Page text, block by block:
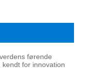
førende
for innovation